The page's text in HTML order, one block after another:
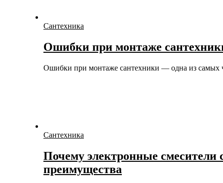
Сантехника
Ошибки при монтаже
Ошибки при монтаже сантехники — одна из
Сантехника
Почему электронные смесители
преимущества